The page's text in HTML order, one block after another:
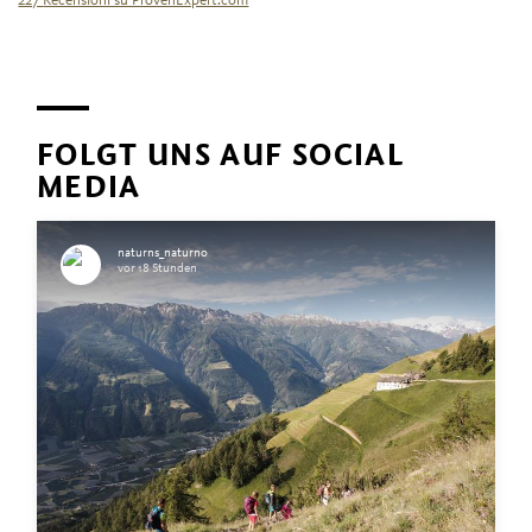
FOLGT UNS AUF SOCIAL
MEDIA
naturns_naturno
vor 18 Stunden